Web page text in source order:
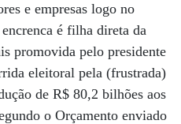
e empresas logo no
é filha direta da
promovida pelo presidente
eleitoral pela (frustrada)
de R$ 80,2 bilhões aos
o Orçamento enviado